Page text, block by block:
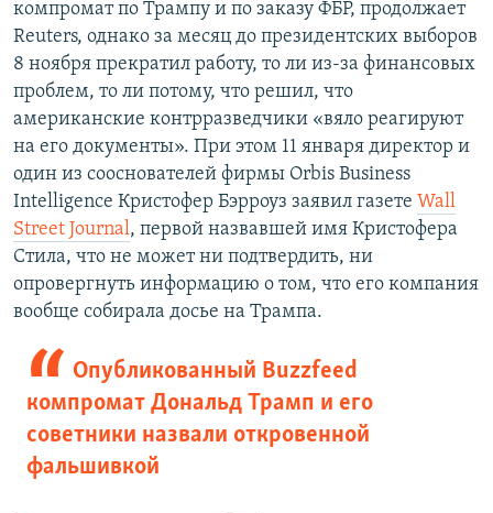
компромат по Трампу и по заказу ФБР, продолжает
Reuters, однако за месяц до президентских выборов
8 ноября прекратил работу, то ли из-за финансовых
проблем, то ли потому, что решил, что
американские контрразведчики «вяло реагируют
на его документы». При этом 11 января директор и
один из сооснователей фирмы Orbis Business
Intelligence Кристофер Бэрроуз заявил газете Wall
Street Journal, первой назвавшей имя Кристофера
Стила, что не может ни подтвердить, ни
опровергнуть информацию о том, что его компания
вообще собирала досье на Трампа.
Опубликованный Buzzfeed
компромат Дональд Трамп и его
советники назвали откровенной
фальшивкой